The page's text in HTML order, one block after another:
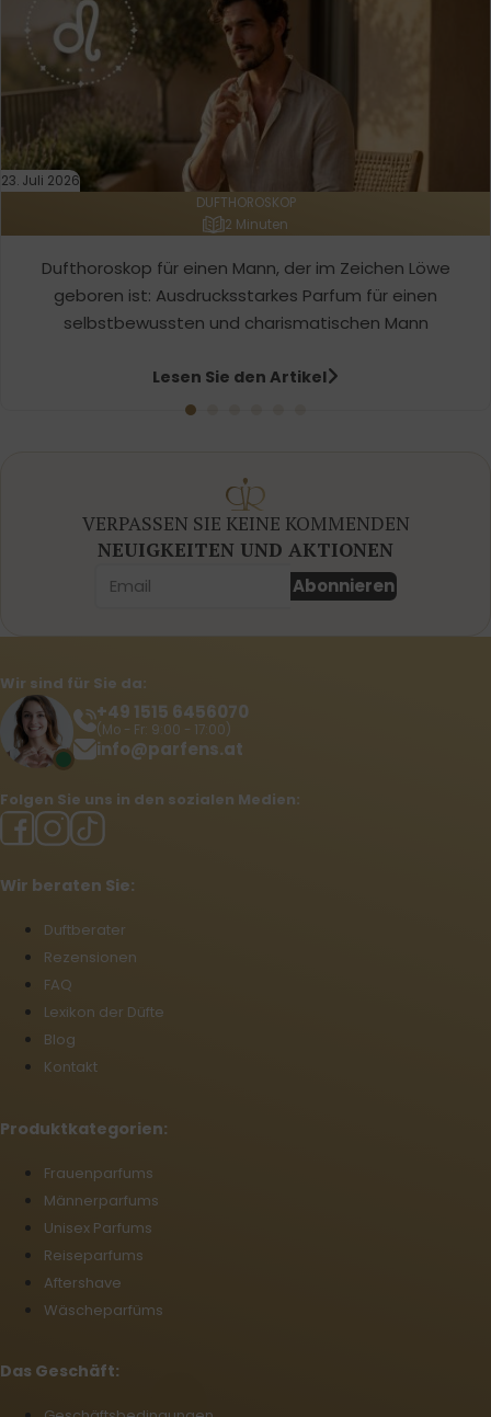
23. Juli 2026
DUFTHOROSKOP
2 Minuten
Dufthoroskop für einen Mann, der im Zeichen Löwe
geboren ist: Ausdrucksstarkes Parfum für einen
selbstbewussten und charismatischen Mann
Lesen Sie den Artikel
VERPASSEN SIE KEINE KOMMENDEN
NEUIGKEITEN UND AKTIONEN
Abonnieren
Wir sind für Sie da:
+49 1515 6456070
(Mo - Fr: 9:00 - 17:00)
info@parfens.at
Folgen Sie uns in den sozialen Medien:
Wir beraten Sie:
Duftberater
Rezensionen
FAQ
Lexikon der Düfte
Blog
Kontakt
Produktkategorien:
Frauenparfums
Männerparfums
Unisex Parfums
Reiseparfums
Aftershave
Wäscheparfüms
Das Geschäft: